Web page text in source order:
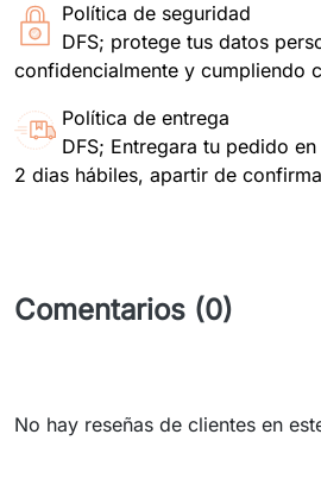
Política de seguridad
DFS; protege tus datos
confidencialmente y cumpliendo
Política de entrega
DFS; Entregara tu pedido
2 dias hábiles, apartir de
Comentarios (0)
No hay reseñas de clientes en